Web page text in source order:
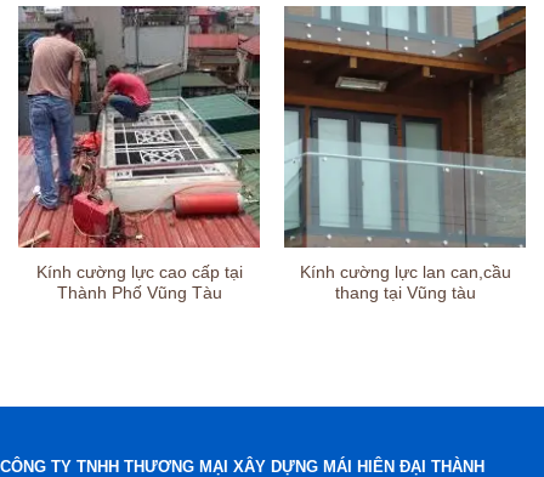
Kính cường lực cao cấp tại
Thành Phố Vũng Tàu
Kính cường lực lan can,cầu
thang tại Vũng tàu
CÔNG TY TNHH THƯƠNG MẠI XÂY DỰNG MÁI HIÊN ĐẠI THÀNH